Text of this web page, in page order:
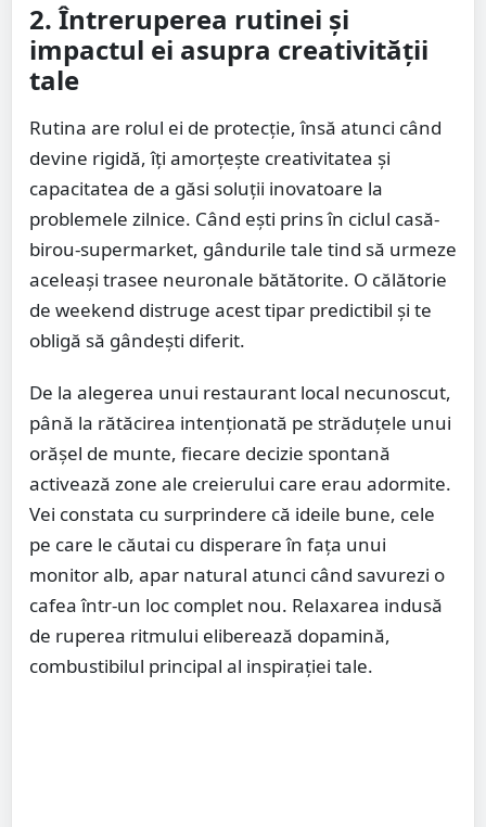
2. Întreruperea rutinei și
impactul ei asupra creativității
tale
Rutina are rolul ei de protecție, însă atunci când
devine rigidă, îți amorțește creativitatea și
capacitatea de a găsi soluții inovatoare la
problemele zilnice. Când ești prins în ciclul casă-
birou-supermarket, gândurile tale tind să urmeze
aceleași trasee neuronale bătătorite. O călătorie
de weekend distruge acest tipar predictibil și te
obligă să gândești diferit.
De la alegerea unui restaurant local necunoscut,
până la rătăcirea intenționată pe străduțele unui
orășel de munte, fiecare decizie spontană
activează zone ale creierului care erau adormite.
Vei constata cu surprindere că ideile bune, cele
pe care le căutai cu disperare în fața unui
monitor alb, apar natural atunci când savurezi o
cafea într-un loc complet nou. Relaxarea indusă
de ruperea ritmului eliberează dopamină,
combustibilul principal al inspirației tale.